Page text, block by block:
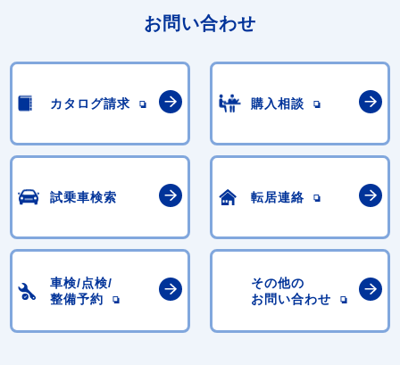
お問い合わせ
カタログ請求 購入相談
試乗車検索 転居連絡
車検/点検/
整備予約
その他の
お問い合わせ